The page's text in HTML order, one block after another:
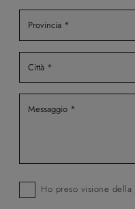
Ho preso visione della